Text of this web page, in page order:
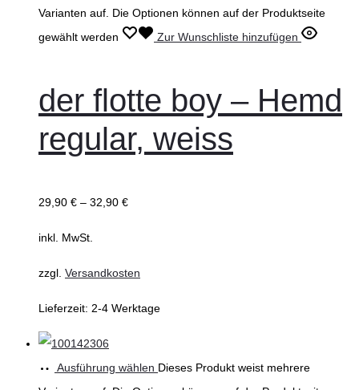
Varianten auf. Die Optionen können auf der Produktseite
gewählt werden
Zur Wunschliste hinzufügen
der flotte boy – Hemd
regular, weiss
29,90 € – 32,90 €
inkl. MwSt.
zzgl. Versandkosten
Lieferzeit: 2-4 Werktage
Ausführung wählen Dieses Produkt weist mehrere